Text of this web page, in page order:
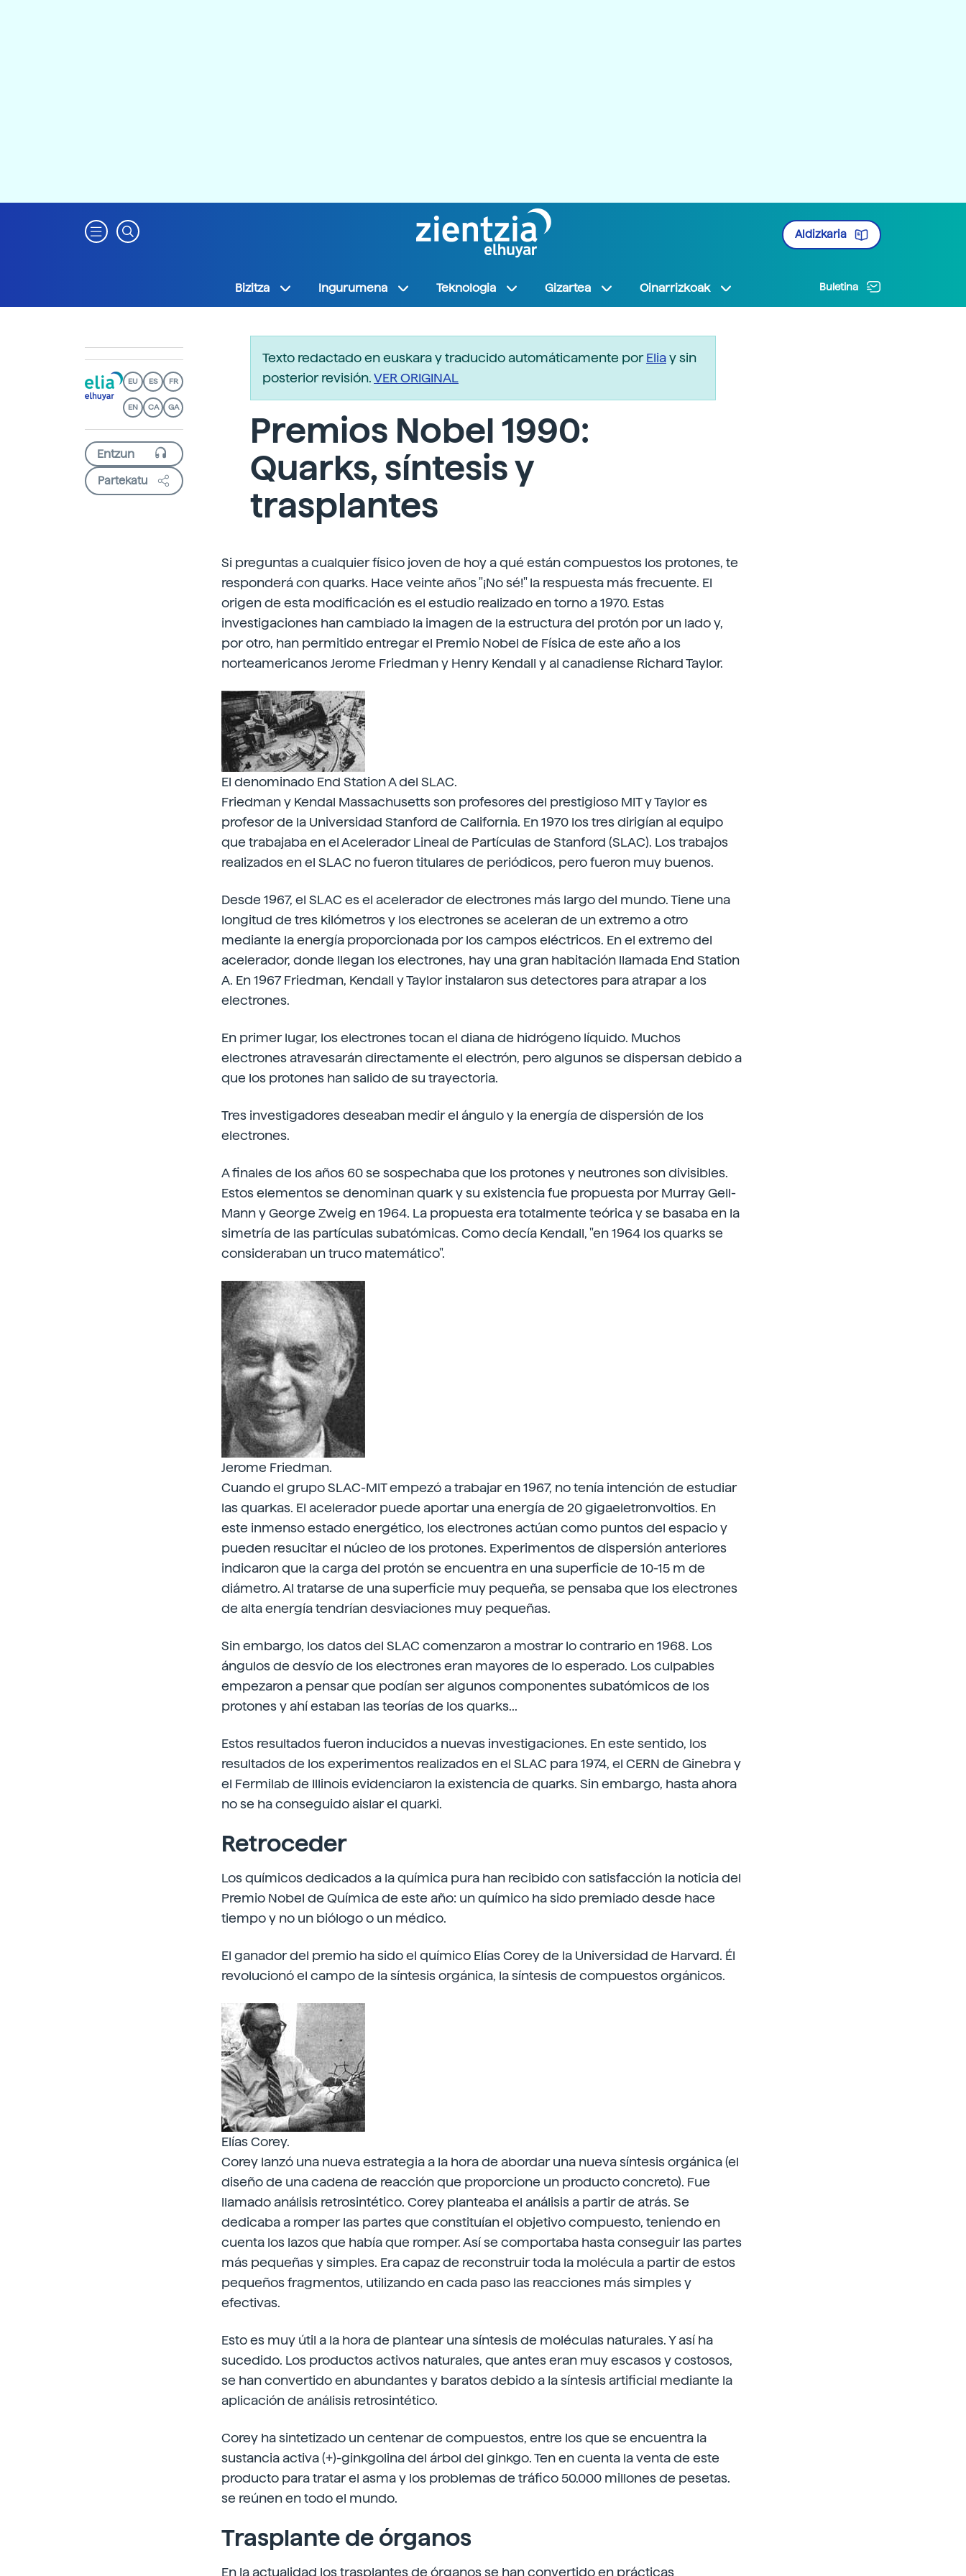
Aldizkaria
Bizitza Ingurumena Teknologia Gizartea Oinarrizkoak Buletina
EU ES FR
EN CA GA
Partekatu
Texto redactado en euskara y traducido automáticamente porEliay sin
posterior revisión.VER ORIGINAL
Premios Nobel 1990:
Quarks, síntesis y
trasplantes
Si preguntas a cualquier físico joven de hoy a qué están compuestos los protones, te
responderá con quarks. Hace veinte años "¡No sé!" la respuesta más frecuente. El
origen de esta modificación es el estudio realizado en torno a 1970. Estas
investigaciones han cambiado la imagen de la estructura del protón por un lado y,
por otro, han permitido entregar el Premio Nobel de Física de este año a los
norteamericanos Jerome Friedman y Henry Kendall y al canadiense Richard Taylor.
El denominado End Station A del SLAC.
Friedman y Kendal Massachusetts son profesores del prestigioso MIT y Taylor es
profesor de la Universidad Stanford de California. En 1970 los tres dirigían al equipo
que trabajaba en el Acelerador Lineal de Partículas de Stanford (SLAC). Los trabajos
realizados en el SLAC no fueron titulares de periódicos, pero fueron muy buenos.
Desde 1967, el SLAC es el acelerador de electrones más largo del mundo. Tiene una
longitud de tres kilómetros y los electrones se aceleran de un extremo a otro
mediante la energía proporcionada por los campos eléctricos. En el extremo del
acelerador, donde llegan los electrones, hay una gran habitación llamada End Station
A. En 1967 Friedman, Kendall y Taylor instalaron sus detectores para atrapar a los
electrones.
En primer lugar, los electrones tocan el diana de hidrógeno líquido. Muchos
electrones atravesarán directamente el electrón, pero algunos se dispersan debido a
que los protones han salido de su trayectoria.
Tres investigadores deseaban medir el ángulo y la energía de dispersión de los
electrones.
A finales de los años 60 se sospechaba que los protones y neutrones son divisibles.
Estos elementos se denominan quark y su existencia fue propuesta por Murray Gell-
Mann y George Zweig en 1964. La propuesta era totalmente teórica y se basaba en la
simetría de las partículas subatómicas. Como decía Kendall, "en 1964 los quarks se
consideraban un truco matemático".
Jerome Friedman.
Cuando el grupo SLAC-MIT empezó a trabajar en 1967, no tenía intención de estudiar
las quarkas. El acelerador puede aportar una energía de 20 gigaeletronvoltios. En
este inmenso estado energético, los electrones actúan como puntos del espacio y
pueden resucitar el núcleo de los protones. Experimentos de dispersión anteriores
indicaron que la carga del protón se encuentra en una superficie de 10-15 m de
diámetro. Al tratarse de una superficie muy pequeña, se pensaba que los electrones
de alta energía tendrían desviaciones muy pequeñas.
Sin embargo, los datos del SLAC comenzaron a mostrar lo contrario en 1968. Los
ángulos de desvío de los electrones eran mayores de lo esperado. Los culpables
empezaron a pensar que podían ser algunos componentes subatómicos de los
protones y ahí estaban las teorías de los quarks...
Estos resultados fueron inducidos a nuevas investigaciones. En este sentido, los
resultados de los experimentos realizados en el SLAC para 1974, el CERN de Ginebra y
el Fermilab de Illinois evidenciaron la existencia de quarks. Sin embargo, hasta ahora
no se ha conseguido aislar el quarki.
Retroceder
Los químicos dedicados a la química pura han recibido con satisfacción la noticia del
Premio Nobel de Química de este año: un químico ha sido premiado desde hace
tiempo y no un biólogo o un médico.
El ganador del premio ha sido el químico Elías Corey de la Universidad de Harvard. Él
revolucionó el campo de la síntesis orgánica, la síntesis de compuestos orgánicos.
Elías Corey.
Corey lanzó una nueva estrategia a la hora de abordar una nueva síntesis orgánica (el
diseño de una cadena de reacción que proporcione un producto concreto). Fue
llamado análisis retrosintético. Corey planteaba el análisis a partir de atrás. Se
dedicaba a romper las partes que constituían el objetivo compuesto, teniendo en
cuenta los lazos que había que romper. Así se comportaba hasta conseguir las partes
más pequeñas y simples. Era capaz de reconstruir toda la molécula a partir de estos
pequeños fragmentos, utilizando en cada paso las reacciones más simples y
efectivas.
Esto es muy útil a la hora de plantear una síntesis de moléculas naturales. Y así ha
sucedido. Los productos activos naturales, que antes eran muy escasos y costosos,
se han convertido en abundantes y baratos debido a la síntesis artificial mediante la
aplicación de análisis retrosintético.
Corey ha sintetizado un centenar de compuestos, entre los que se encuentra la
sustancia activa (+)-ginkgolina del árbol del ginkgo. Ten en cuenta la venta de este
producto para tratar el asma y los problemas de tráfico 50.000 millones de pesetas.
se reúnen en todo el mundo.
Trasplante de órganos
En la actualidad los trasplantes de órganos se han convertido en prácticas